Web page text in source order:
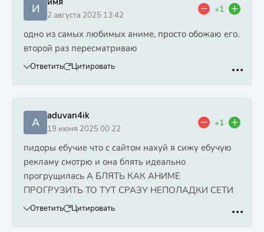
И 2 августа 2025 13:42
+1
одно из самых любимых аниме, просто обожаю его.
второй раз пересматриваю
Ответить Цитировать
A aduvan4ik
19 июня 2025 00:22
+1
пидоры ебучие что с сайтом нахуй я сижу ебучую
рекламу смотрю и она блять идеально
прогрущилась А БЛЯТЬ КАК АНИМЕ
ПРОГРУЗИТЬ ТО ТУТ СРАЗУ НЕПОЛАДКИ СЕТИ
Ответить Цитировать